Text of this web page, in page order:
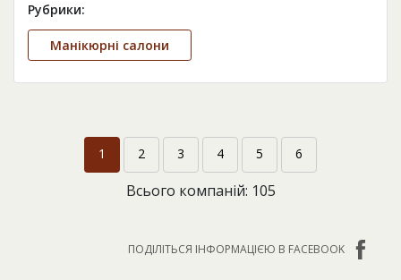
Рубрики:
Манікюрні салони
1 2 3 4 5 6
Всього компаній: 105
ПОДІЛІТЬСЯ ІНФОРМАЦІЄЮ В FACEBOOK